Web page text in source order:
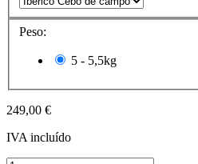
Peso:
5 - 5,5kg
249,00 €
IVA incluído